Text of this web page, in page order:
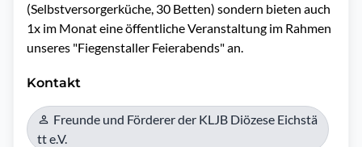
(Selbstversorgerküche, 30 Betten) sondern bieten auch
1x im Monat eine öffentliche Veranstaltung im Rahmen
Kontakt
Freunde und Förderer der KLJB Diözese Eichstä
tt e.V.